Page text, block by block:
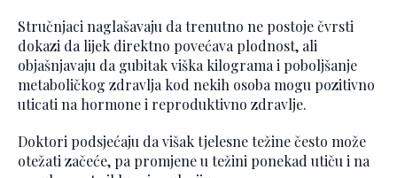
Stručnjaci naglašavaju da trenutno ne postoje čvrsti
dokazi da lijek direktno povećava plodnost, ali
objašnjavaju da gubitak viška kilograma i poboljšanje
metaboličkog zdravlja kod nekih osoba mogu pozitivno
uticati na hormone i reproduktivno zdravlje.
Doktori podsjećaju da višak tjelesne težine često može
otežati začeće, pa promjene u težini ponekad utiču i na